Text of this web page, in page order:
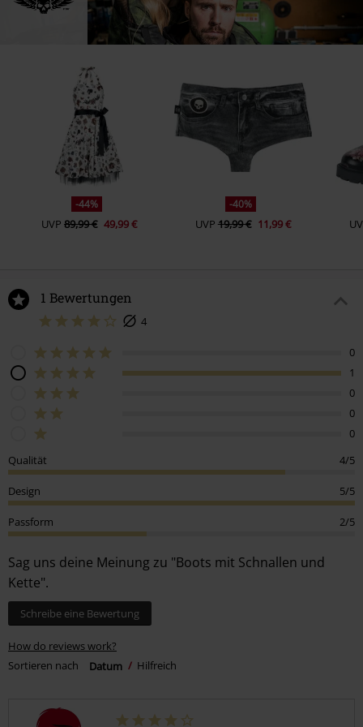
-44%
UVP 89,99 € 49,99 €
-40%
UVP 19,99 € 11,99 €
1 Bewertungen
4
0
1
0
0
0
Qualität
4/5
Design 5/5
Passform 2/5
Sag uns deine Meinung zu "Boots mit Schnallen und
Kette".
Schreibe eine Bewertung
How do reviews work?
Sortieren nach
Datum Hilfreich